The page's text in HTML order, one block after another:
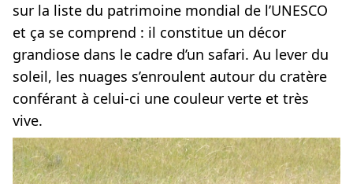
sur la liste du patrimoine mondial de l’UNESCO
et ça se comprend : il constitue un décor
grandiose dans le cadre d’un safari. Au lever du
soleil, les nuages s’enroulent autour du cratère
conférant à celui-ci une couleur verte et très
vive.